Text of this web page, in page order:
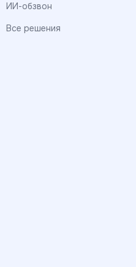
ИИ-обзвон
Все решения